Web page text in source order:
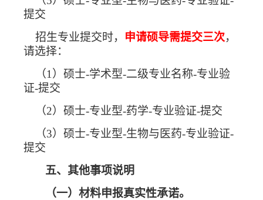
提交
招生专业提交时， 申请硕导需提交三次，
请选择：
（1 ）硕士-学术型-二级专业名称-专业验
证-提交
（2）硕士-专业型-药学-专业验证-提交
（3）硕士-专业型-生物与医药-专业验证-
提交
五、其他事项说明
（一）材料申报真实性承诺。